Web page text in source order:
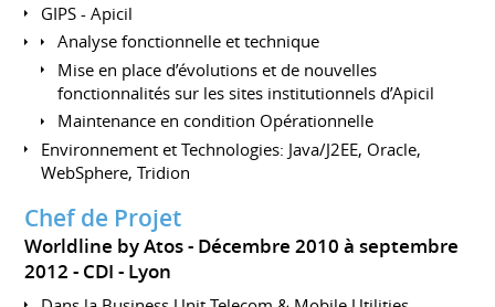
GIPS - Apicil
Analyse fonctionnelle et technique
Mise en place d’évolutions et de nouvelles
fonctionnalités sur les sites institutionnels d’Apicil
Maintenance en condition Opérationnelle
Environnement et Technologies: Java/J2EE, Oracle,
WebSphere, Tridion
Chef de Projet
Worldline by Atos
Décembre 2010 à septembre
2012 CDI Lyon